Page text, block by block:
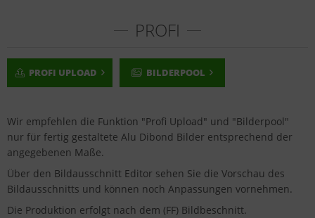
PROFI
PROFI UPLOAD BILDERPOOL
Wir empfehlen die Funktion "Profi Upload" und "Bilderpool"
nur für fertig gestaltete Alu Dibond Bilder entsprechend der
angegebenen Maße.
Über den Bildausschnitt Editor sehen Sie die Vorschau des
Bildausschnitts und können noch Anpassungen vornehmen.
Die Produktion erfolgt nach dem (FF) Bildbeschnitt.